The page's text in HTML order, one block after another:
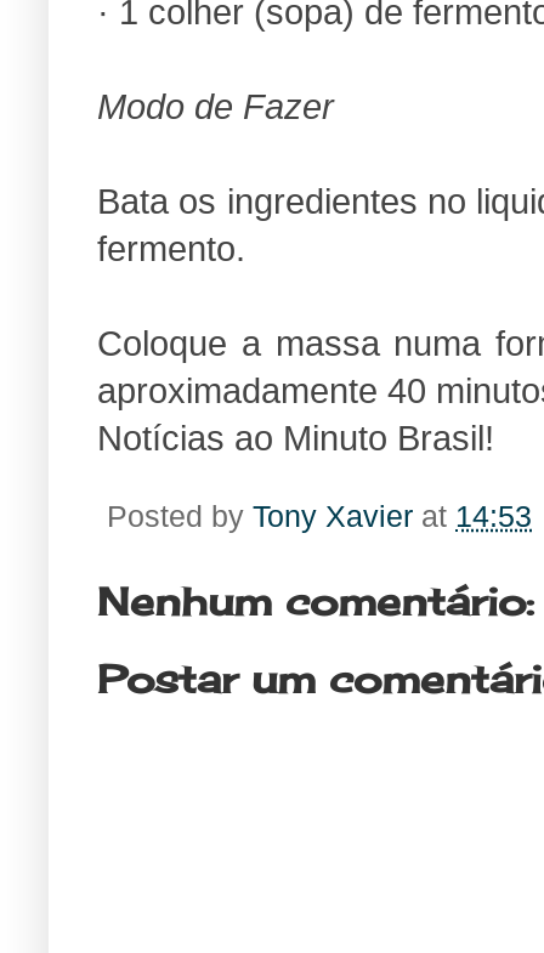
· 1 colher (sopa) de
Modo de Fazer
Bata os ingredientes no
fermento.
Coloque a massa numa
aproximadamente 40
Notícias ao Minuto Brasil!
Posted by Tony Xavier at 14:53
Nenhum comentário:
Postar um